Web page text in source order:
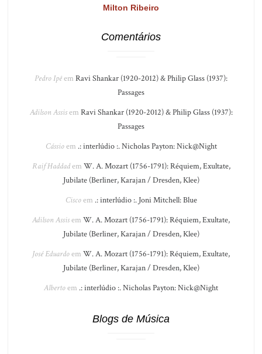
Milton Ribeiro
Comentários
Pedro Ipêem Ravi Shankar (1920-2012) & Philip Glass (1937):
Passages
Adilson Assisem Ravi Shankar (1920-2012) & Philip Glass (1937):
Passages
Cássioem .: interlúdio :. Nicholas Payton: Nick@Night
Raif Haddadem W. A. Mozart (1756-1791): Réquiem, Exultate,
Jubilate (Berliner, Karajan / Dresden, Klee)
Ciscoem .: interlúdio :. Joni Mitchell: Blue
Adilson Assisem W. A. Mozart (1756-1791): Réquiem, Exultate,
Jubilate (Berliner, Karajan / Dresden, Klee)
José Eduardoem W. A. Mozart (1756-1791): Réquiem, Exultate,
Jubilate (Berliner, Karajan / Dresden, Klee)
Albertoem .: interlúdio :. Nicholas Payton: Nick@Night
Blogs de Música